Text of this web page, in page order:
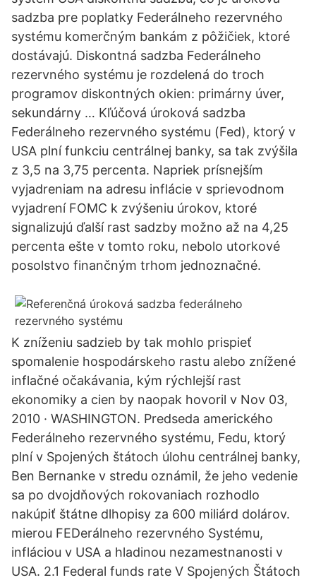
sadzba pre poplatky Federálneho rezervného
systému komerčným bankám z pôžičiek, ktoré
dostávajú. Diskontná sadzba Federálneho
rezervného systému je rozdelená do troch
programov diskontných okien: primárny úver,
sekundárny … Kľúčová úroková sadzba
Federálneho rezervného systému (Fed), ktorý v
USA plní funkciu centrálnej banky, sa tak zvýšila
z 3,5 na 3,75 percenta. Napriek prísnejším
vyjadreniam na adresu inflácie v sprievodnom
vyjadrení FOMC k zvýšeniu úrokov, ktoré
signalizujú ďalší rast sadzby možno až na 4,25
percenta ešte v tomto roku, nebolo utorkové
posolstvo finančným trhom jednoznačné.
K zníženiu sadzieb by tak mohlo prispieť
spomalenie hospodárskeho rastu alebo znížené
inflačné očakávania, kým rýchlejší rast
ekonomiky a cien by naopak hovoril v Nov 03,
2010 · WASHINGTON. Predseda amerického
Federálneho rezervného systému, Fedu, ktorý
plní v Spojených štátoch úlohu centrálnej banky,
Ben Bernanke v stredu oznámil, že jeho vedenie
sa po dvojdňových rokovaniach rozhodlo
nakúpiť štátne dlhopisy za 600 miliárd dolárov.
mierou FEDerálneho rezervného Systému,
infláciou v USA a hladinou nezamestnanosti v
USA. 2.1 Federal funds rate V Spojených Štátoch